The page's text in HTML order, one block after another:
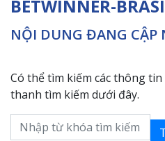
BETWINNER-
NỘI DUNG ĐANG CẬP
Có thể tìm kiếm các thông
thanh tìm kiếm dưới đây.